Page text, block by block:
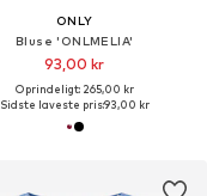
ONLY
Bluse 'ONLMELIA'
93,00 kr
Oprindeligt: 265,00 kr
Sidste laveste pris:93,00 kr